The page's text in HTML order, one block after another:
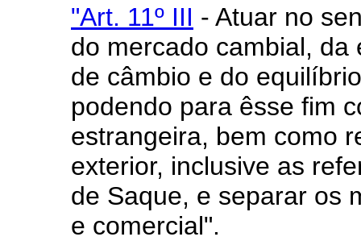
"Art. 11º III - Atuar no
do mercado cambial, da
de câmbio e do
podendo para êsse fim
estrangeira, bem como
exterior, inclusive as
de Saque, e separar os
e comercial".